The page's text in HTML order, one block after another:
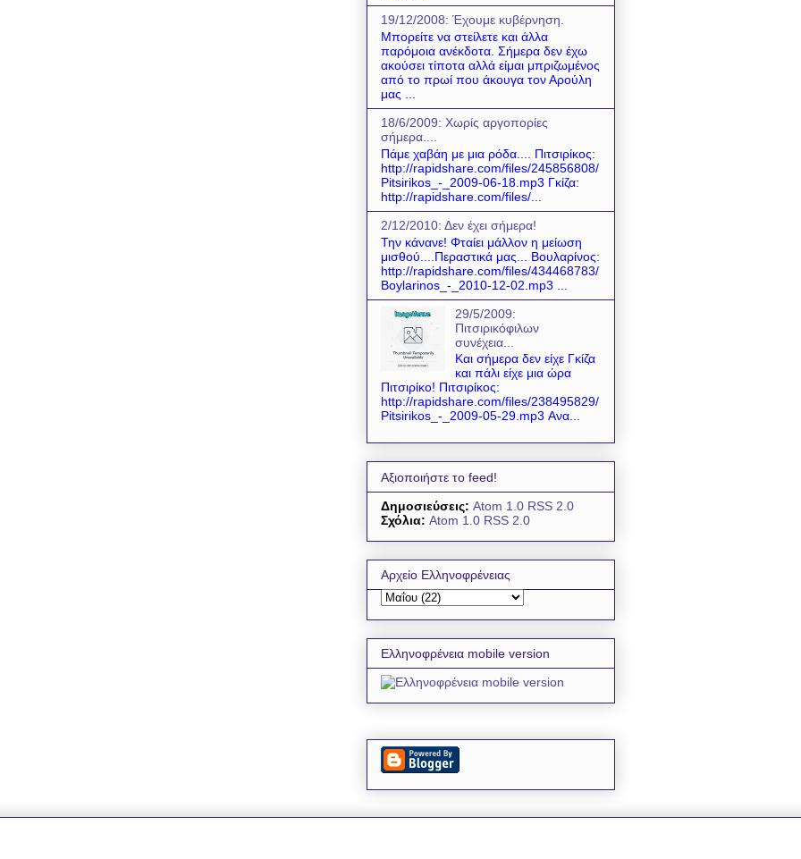
19/12/2008: Έχουμε κυβέρνηση.
Μπορείτε να στείλετε και άλλα
παρόμοια ανέκδοτα. Σήμερα δεν έχω
ακούσει τίποτα αλλά είμαι μπριζωμένος
από το πρωί που άκουγα τον Αρούλη
μας ...
18/6/2009: Χωρίς αργοπορίες
σήμερα....
Πάμε χαβάη με μια ρόδα.... Πιτσιρίκος:
http://rapidshare.com/files/245856808/
Pitsirikos_-_2009-06-18.mp3 Γκίζα:
http://rapidshare.com/files/...
2/12/2010: Δεν έχει σήμερα!
Την κάνανε! Φταίει μάλλον η μείωση
μισθού....Περαστικά μας... Βουλαρίνος:
http://rapidshare.com/files/434468783/
Boylarinos_-_2010-12-02.mp3 ...
29/5/2009:
Πιτσιρικόφιλων
συνέχεια...
Και σήμερα δεν είχε Γκίζα
και πάλι είχε μια ώρα
Πιτσιρίκο! Πιτσιρίκος:
http://rapidshare.com/files/238495829/
Pitsirikos_-_2009-05-29.mp3 Ανα...
Αξιοποιήστε το feed!
Δημοσιεύσεις: Atom 1.0 RSS 2.0
Σχόλια: Atom 1.0 RSS 2.0
Αρχείο Ελληνοφρένειας
Ελληνοφρένεια mobile version